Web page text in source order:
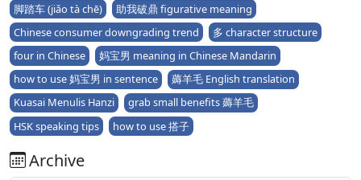
脚踏车 (jiǎo tà chē)
助我破鼎 figurative meaning
Chinese consumer downgrading trend
多 character structure
four in Chinese
妈宝男 meaning in Chinese Mandarin
how to use 妈宝男 in sentence
薅羊毛 English translation
Kuasai Menulis Hanzi
grab small benefits 薅羊毛
HSK speaking tips
how to use 搭子
Archive